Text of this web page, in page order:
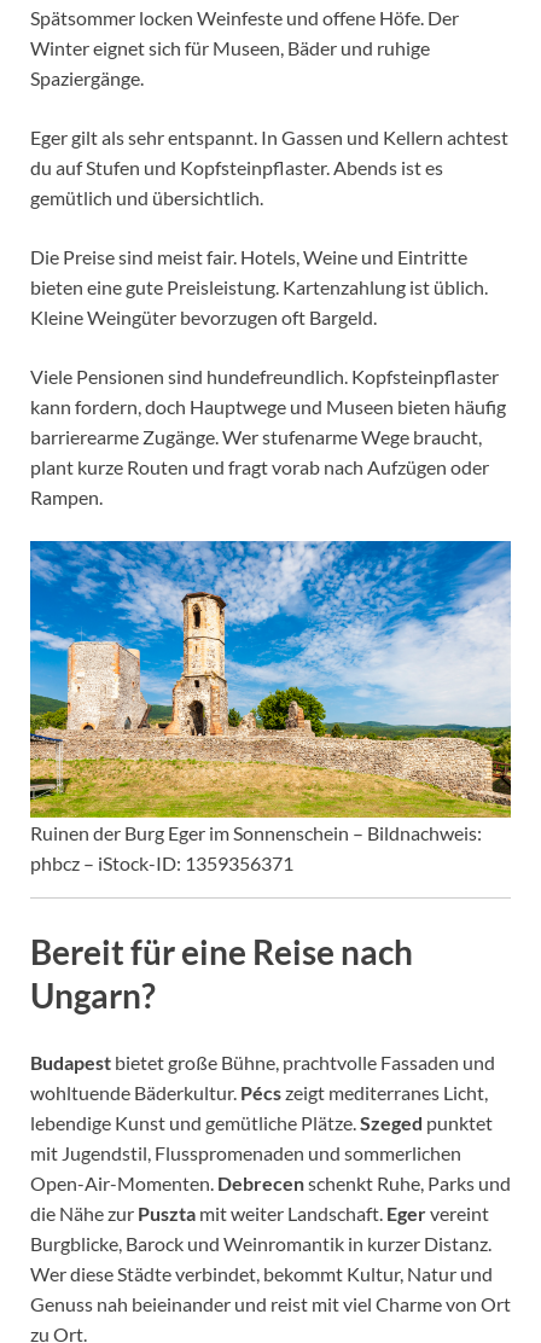
Spätsommer locken Weinfeste und offene Höfe. Der
Winter eignet sich für Museen, Bäder und ruhige
Spaziergänge.
Eger gilt als sehr entspannt. In Gassen und Kellern achtest
du auf Stufen und Kopfsteinpflaster. Abends ist es
gemütlich und übersichtlich.
Die Preise sind meist fair. Hotels, Weine und Eintritte
bieten eine gute Preisleistung. Kartenzahlung ist üblich.
Kleine Weingüter bevorzugen oft Bargeld.
Viele Pensionen sind hundefreundlich. Kopfsteinpflaster
kann fordern, doch Hauptwege und Museen bieten häufig
barrierearme Zugänge. Wer stufenarme Wege braucht,
plant kurze Routen und fragt vorab nach Aufzügen oder
Rampen.
Ruinen der Burg Eger im Sonnenschein – Bildnachweis:
phbcz – iStock-ID: 1359356371
Bereit für eine Reise nach
Ungarn?
Budapest bietet große Bühne, prachtvolle Fassaden und
wohltuende Bäderkultur. Pécszeigt mediterranes Licht,
lebendige Kunst und gemütliche Plätze.Szeged punktet
mit Jugendstil, Flusspromenaden und sommerlichen
Open-Air-Momenten. Debrecenschenkt Ruhe, Parks und
die Nähe zur Puszta mit weiter Landschaft. Egervereint
Burgblicke, Barock und Weinromantik in kurzer Distanz.
Wer diese Städte verbindet, bekommt Kultur, Natur und
Genuss nah beieinander und reist mit viel Charme von Ort
zu Ort.